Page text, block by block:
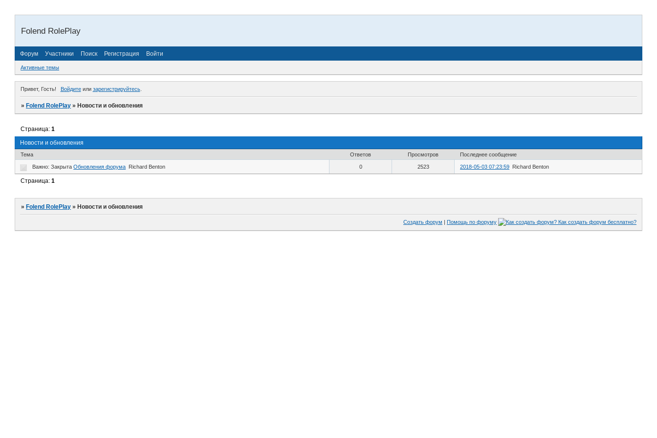
Folend RolePlay
Форум Участники Поиск Регистрация Войти
Активные темы
Привет, Гость! Войдитеили зарегистрируйтесь.
»Folend RolePlay »Новости и обновления
Новости и обновления
Страница:1
Тема Ответов Просмотров Последнее сообщение
Важно: ЗакрытаОбновления форума Richard Benton 0 2523 2018-05-03 07:23:59 Richard Benton
Страница:1
»Folend RolePlay »Новости и обновления
Создать форум Помощь по форуму